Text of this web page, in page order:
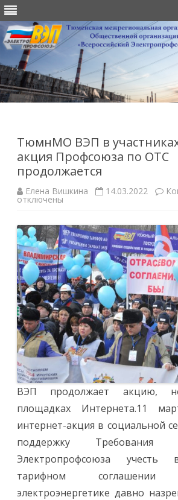
ТюмнМО ВЭП в
акция Профсоюза по ОТС
продолжается
Елена Вишкина 14.03.2022
отключены
ВЭП продолжает акцию,
площадках Интернета.11
интернет-акция в социальной
поддержку Требования
Электропрофсоюза учесть
тарифном
электроэнергетике давно